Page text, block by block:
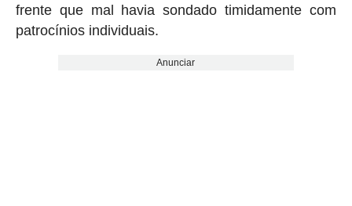
frente que mal havia sondado timidamente com
patrocínios individuais.
Anunciar